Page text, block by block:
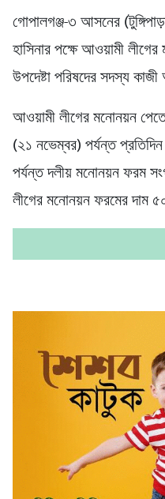
গোপালগঞ্জ-৩ আসনের
হাসিনার পক্ষে আওয়ামী
উপদেষ্টা পরিষদের সদস্য
আওয়ামী লীগের মনোনয়ন
(২১ নভেম্বর) পর্যন্ত
পর্যন্ত দলীয় মনোনয়ন ফরম
লীগের মনোনয়ন ফরমের দাম